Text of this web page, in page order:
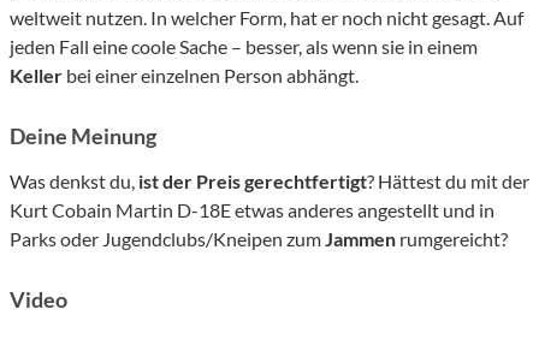
weltweit nutzen. In welcher Form, hat er noch nicht gesagt. Auf
jeden Fall eine coole Sache – besser, als wenn sie in einem
Keller bei einer einzelnen Person abhängt.
Deine Meinung
Was denkst du, ist der Preis gerechtfertigt? Hättest du mit der
Kurt Cobain Martin D-18E etwas anderes angestellt und in
Parks oder Jugendclubs/Kneipen zum Jammen rumgereicht?
Video